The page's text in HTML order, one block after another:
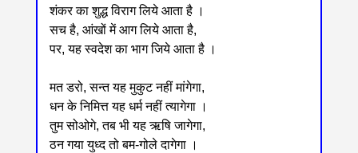
शंकर का शुद्ध विराग लिये आता है ।
सच है, आंखों में आग लिये आता है,
पर, यह स्वदेश का भाग जिये आता है ।
मत डरो, सन्त यह मुकुट नहीं मांगेगा,
धन के निमित्त यह धर्म नहीं त्यागेगा ।
तुम सोओगे, तब भी यह ऋषि जागेगा,
ठन गया युध्द तो बम-गोले दागेगा ।